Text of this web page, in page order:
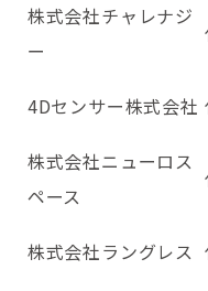
株式会社チャレナジ
ー
4Dセンサー株式会社
株式会社ニューロス
ペース
株式会社ラングレス